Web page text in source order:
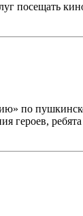
посещать
по
героев,